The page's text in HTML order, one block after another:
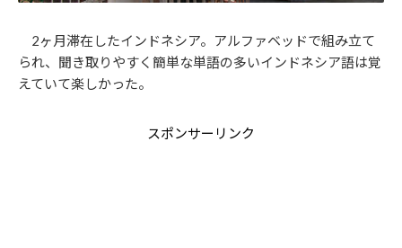
2ヶ月滞在したインドネシア。アルファベッドで組み立て
られ、聞き取りやすく簡単な単語の多いインドネシア語は覚
えていて楽しかった。
スポンサーリンク